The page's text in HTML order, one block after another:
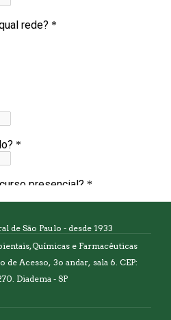
de São Paulo - desde 1933
Químicas e Farmacêuticas
de Acesso, 3o andar, sala 6. CEP:
Diadema - SP